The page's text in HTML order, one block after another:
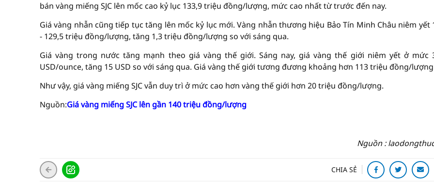
bán vàng miếng SJC lên mốc cao kỷ lục 133,9 triệu đồng/lượng, mức cao nhất từ trước đến nay.
Giá vàng nhẫn cũng tiếp tục tăng lên mốc kỷ lục mới. Vàng nhẫn thương hiệu Bảo Tín Minh Châu niêm yết
- 129,5 triệu đồng/lượng, tăng 1,3 triệu đồng/lượng so với sáng qua.
Giá vàng trong nước tăng mạnh theo giá vàng thế giới. Sáng nay, giá vàng thế giới niêm yết ở mức
USD/ounce, tăng 15 USD so với sáng qua. Giá vàng thế giới tương đương khoảng hơn 113 triệu đồng/
Như vậy, giá vàng miếng SJC vẫn duy trì ở mức cao hơn vàng thế giới hơn 20 triệu đồng/lượng.
Nguồn:Giá vàng miếng SJC lên gần 140 triệu đồng/lượng
Nguồn :
CHIA SẺ